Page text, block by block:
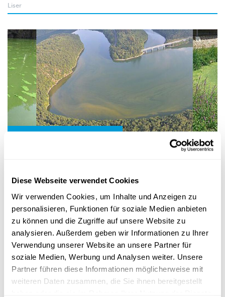
Diese Webseite verwendet Cookies
Wir verwenden Cookies, um Inhalte und Anzeigen zu
personalisieren, Funktionen für soziale Medien anbieten
zu können und die Zugriffe auf unsere Website zu
analysieren. Außerdem geben wir Informationen zu Ihrer
Verwendung unserer Website an unsere Partner für
soziale Medien, Werbung und Analysen weiter. Unsere
Partner führen diese Informationen möglicherweise mit
weiteren Daten zusammen, die Sie ihnen bereitgestellt
Liser
So können Bürger helfen, Blaualgen in
Luxemburgs Gewässern zu überwachen
Mit derSmartphone-AppBloomin‘ Algae kann jeder in
LuxemburgWissenschaftlernam LIST helfen,Cyanobakterien
frühzeitig...
LIST